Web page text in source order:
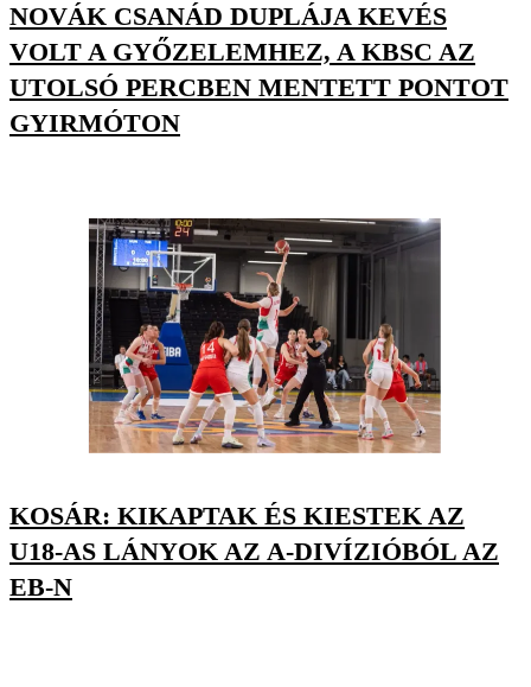
NOVÁK CSANÁD DUPLÁJA KEVÉS
VOLT A GYŐZELEMHEZ, A KBSC AZ
UTOLSÓ PERCBEN MENTETT PONTOT
GYIRMÓTON
KOSÁR: KIKAPTAK ÉS KIESTEK AZ
U18-AS LÁNYOK AZ A-DIVÍZIÓBÓL AZ
EB-N